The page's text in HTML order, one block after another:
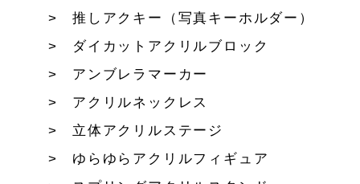
推しアクキー（写真キーホルダー）
ダイカットアクリルブロック
アンブレラマーカー
アクリルネックレス
立体アクリルステージ
ゆらゆらアクリルフィギュア